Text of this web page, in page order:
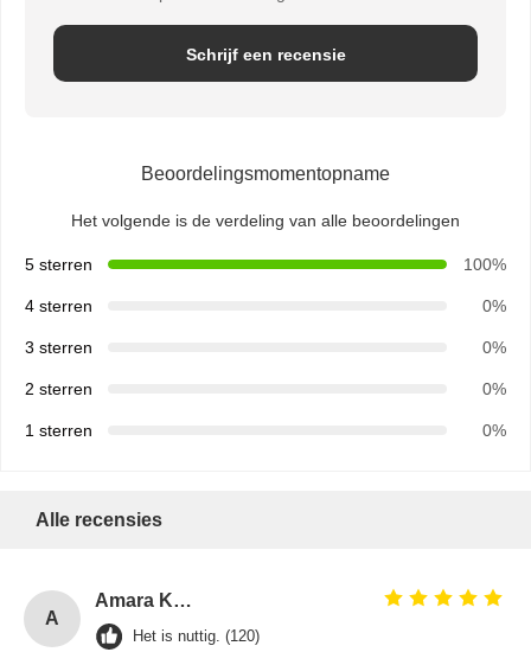
Schrijf een recensie
Beoordelingsmomentopname
Het volgende is de verdeling van alle beoordelingen
5 sterren 100%
4 sterren 0%
3 sterren 0%
2 sterren 0%
1 sterren 0%
Alle recensies
A
Amara Khan
Het is nuttig. (120)